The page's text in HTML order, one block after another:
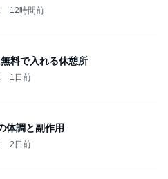
2日前
た日の〆のラーメン
1日前